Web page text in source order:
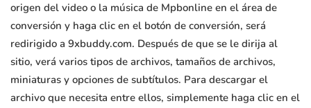
origen del video o la música de Mpbonline en el área de
conversión y haga clic en el botón de conversión, será
redirigido a 9xbuddy.com. Después de que se le dirija al
sitio, verá varios tipos de archivos, tamaños de archivos,
miniaturas y opciones de subtítulos. Para descargar el
archivo que necesita entre ellos, simplemente haga clic en el